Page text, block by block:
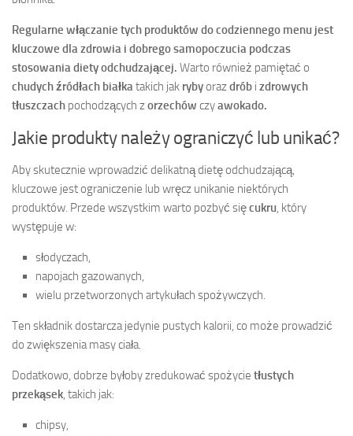
Regularne włączanie tych produktów do codziennego menu jest
kluczowe dla zdrowia i dobrego samopoczucia podczas
stosowania diety odchudzającej. Warto również pamiętać o
chudych źródłach białkatakich jak rybyorazdrób i zdrowych
tłuszczach pochodzących zorzechów czyawokado.
Jakie produkty należy ograniczyć lub unikać?
Aby skutecznie wprowadzić delikatną dietę odchudzającą,
kluczowe jest ograniczenie lub wręcz unikanie niektórych
produktów. Przede wszystkim warto pozbyć sięcukru, który
występuje w:
słodyczach,
napojach gazowanych,
wielu przetworzonych artykułach spożywczych.
Ten składnik dostarcza jedynie pustych kalorii, co może prowadzić
do zwiększenia masy ciała.
Dodatkowo, dobrze byłoby zredukować spożycie tłustych
przekąsek, takich jak:
chipsy,